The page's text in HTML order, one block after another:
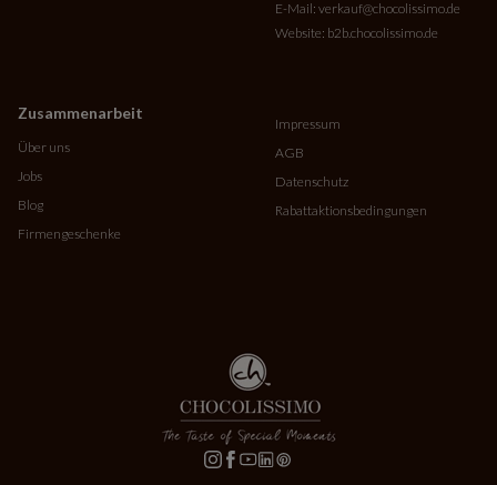
Zusammenarbeit
Über uns
Jobs
Blog
Firmengeschenke
E-Mail: verkauf@chocolissimo.de
Website: b2b.chocolissimo.de
Impressum
AGB
Datenschutz
Rabattaktionsbedingungen